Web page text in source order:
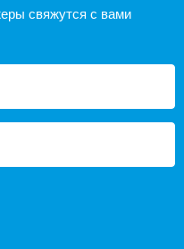
свяжутся с вами